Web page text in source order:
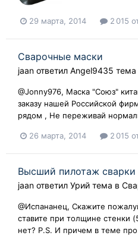
29 марта, 2014 2 015
Сварочные маски
jaan ответил Angel9435 тема
@Jonny976, Маска "Союз"
заказу нашей Российской
рядом , Не переживай
26 марта, 2014 2 015
Высший пилотаж сварки
jaan ответил Урий тема в
@Испананец, Скажите
ставите при толщине стенки
нет? P.S. И причем в теме